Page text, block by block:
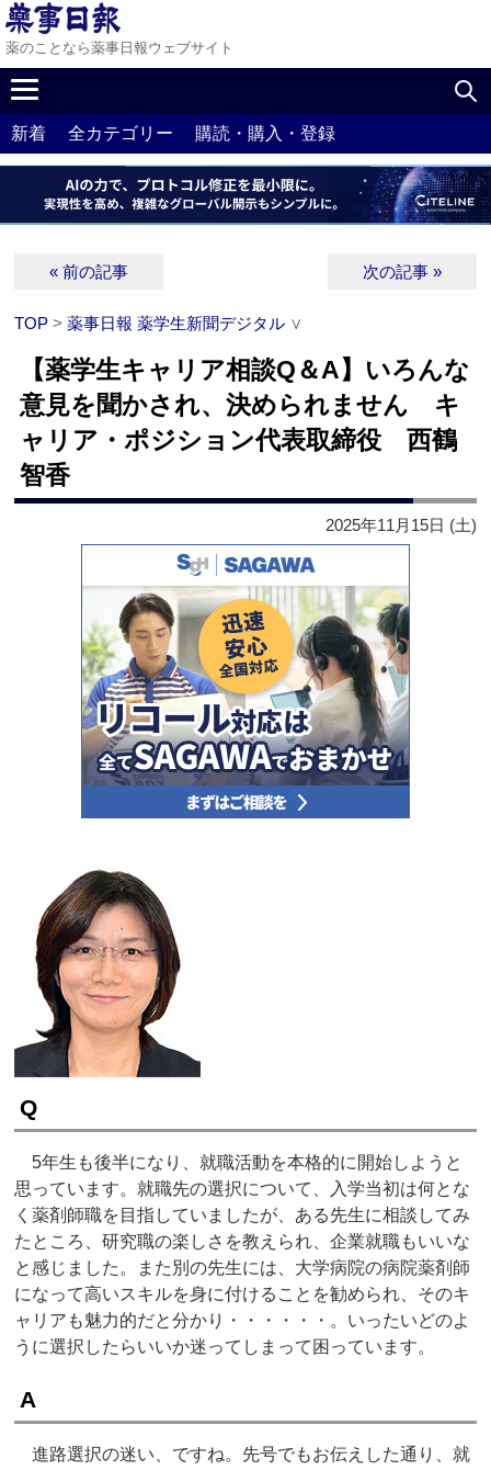
薬のことなら薬事日報ウェブサイト
新着 全カテゴリー 購読・購入・登録
« 前の記事 次の記事 »
TOP >薬事日報 薬学生新聞デジタル ∨
【薬学生キャリア相談Q＆A】いろんな
意見を聞かされ、決められません キ
ャリア・ポジション代表取締役 西鶴
智香
2025年11月15日 (土)
Q
5年生も後半になり、就職活動を本格的に開始しようと
思っています。就職先の選択について、入学当初は何とな
く薬剤師職を目指していましたが、ある先生に相談してみ
たところ、研究職の楽しさを教えられ、企業就職もいいな
と感じました。また別の先生には、大学病院の病院薬剤師
になって高いスキルを身に付けることを勧められ、そのキ
ャリアも魅力的だと分かり・・・・・・。いったいどのよ
うに選択したらいいか迷ってしまって困っています。
A
進路選択の迷い、ですね。先号でもお伝えした通り、就